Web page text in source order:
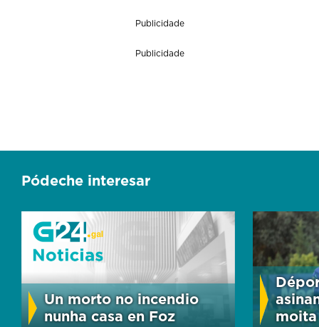
Publicidade
Publicidade
Pódeche interesar
Un morto no incendio
nunha casa en Foz
moita